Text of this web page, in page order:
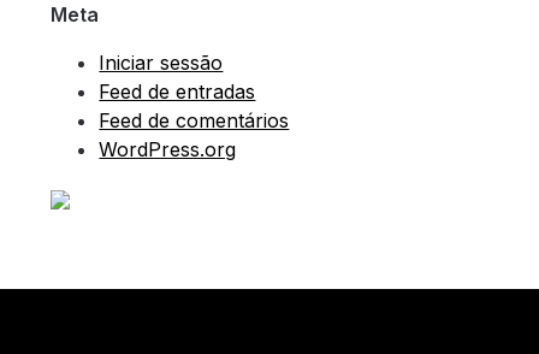
Meta
Iniciar sessão
Feed de entradas
Feed de comentários
WordPress.org